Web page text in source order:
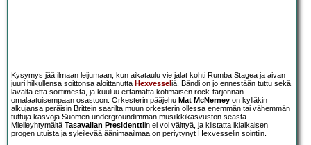
Kysymys jää ilmaan leijumaan, kun aikataulu vie jalat kohti Rumba Stagea ja aivan
juuri hilkullensa soittonsa aloittanutta Hexvessel iä. Bändi on jo ennestään tuttu sekä
lavalta että soittimesta, ja kuuluu eittämättä kotimaisen rock-tarjonnan
omalaatuisempaan osastoon. Orkesterin pääjehu Mat McNerney on kylläkin
alkujansa peräisin Brittein saarilta muun orkesterin ollessa enemmän tai vähemmän
tuttuja kasvoja Suomen undergroundimman musiikkikasvuston seasta.
Mielleyhtymältä Tasavallan Presidenttiin ei voi välttyä, ja kiistatta ikiaikaisen
progen utuista ja syleilevää äänimaailmaa on periytynyt Hexvesselin sointiin.